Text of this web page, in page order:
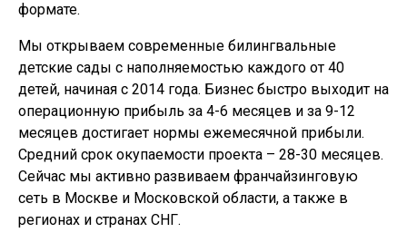
формате.
Мы открываем современные билингвальные
детские сады с наполняемостью каждого от 40
детей, начиная с 2014 года. Бизнес быстро выходит на
операционную прибыль за 4-6 месяцев и за 9-12
месяцев достигает нормы ежемесячной прибыли.
Средний срок окупаемости проекта – 28-30 месяцев.
Сейчас мы активно развиваем франчайзинговую
сеть в Москве и Московской области, а также в
регионах и странах СНГ.